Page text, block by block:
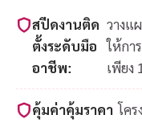
สปีดงานติด
ตั้งระดับมือ
อาชีพ:
วางแ
ให้กา
เพียง
คุ้มค่าคุ้มราคา โค